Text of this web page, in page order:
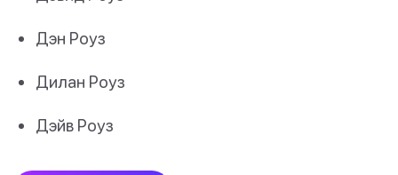
Дэн Роуз
Дилан Роуз
Дэйв Роуз